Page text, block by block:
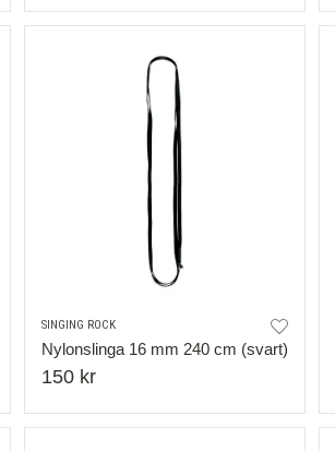
SINGING ROCK
Nylonslinga 16 mm 240 cm (svart)
150 kr